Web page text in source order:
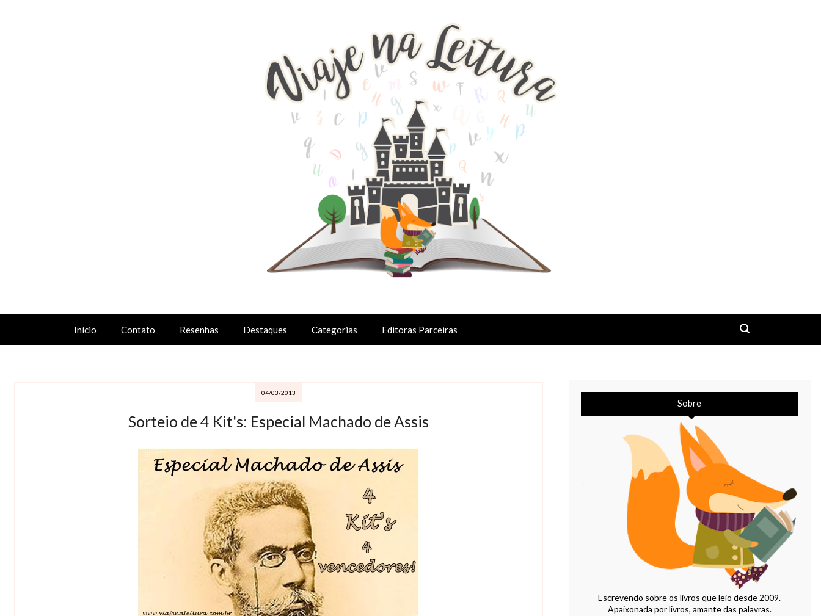
Início Contato Resenhas Destaques Categorias Editoras Parceiras
04/03/2013
Sorteio de 4 Kit's: Especial Machado de Assis
Sobre
Escrevendo sobre os livros que leio desde 2009.
Apaixonada por livros, amante das palavras.